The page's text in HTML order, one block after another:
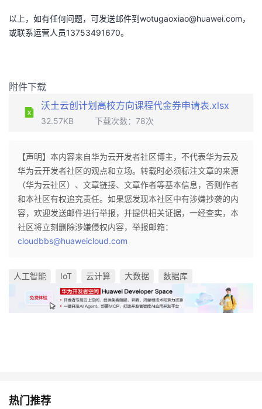
以上，如有任何问题，可发送邮件到wotugaoxiao@huawei.com，
或联系运营人员13753491670。
附件下载
沃土云创计划高校方向课程代金券申请表.xlsx
32.57KB 下载次数： 78次
【声明】本内容来自华为云开发者社区博主，不代表华为云及
华为云开发者社区的观点和立场。转载时必须标注文章的来源
（华为云社区）、文章链接、文章作者等基本信息，否则作者
和本社区有权追究责任。如果您发现本社区中有涉嫌抄袭的内
容，欢迎发送邮件进行举报，并提供相关证据，一经查实，本
社区将立刻删除涉嫌侵权内容，举报邮箱：
cloudbbs@huaweicloud.com
人工智能 IoT 云计算 大数据 数据库
热门推荐